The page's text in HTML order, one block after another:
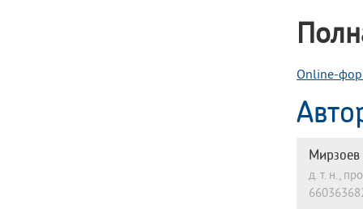
Online-
д. т. н.,